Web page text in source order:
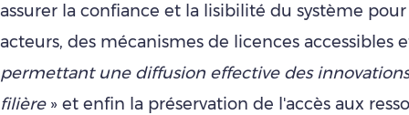
assurer la confiance et la lisibilité du système
acteurs, des mécanismes de licences accessibles
permettant une diffusion effective des
filière » et enfin la préservation de l'accès aux